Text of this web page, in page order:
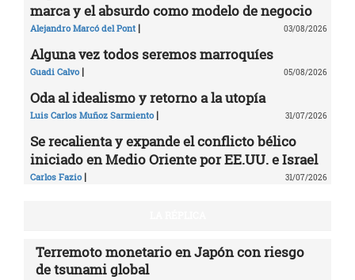
marca y el absurdo como modelo de negocio
Alejandro Marcó del Pont | 03/08/2026
Alguna vez todos seremos marroquíes
Guadi Calvo | 05/08/2026
Oda al idealismo y retorno a la utopía
Luis Carlos Muñoz Sarmiento | 31/07/2026
Se recalienta y expande el conflicto bélico
iniciado en Medio Oriente por EE.UU. e Israel
Carlos Fazio | 31/07/2026
Terremoto monetario en Japón con riesgo
de tsunami global